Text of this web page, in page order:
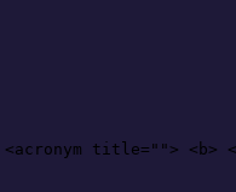
title=""> <b>